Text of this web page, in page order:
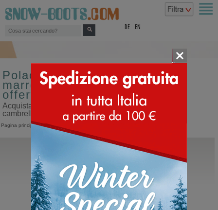
DE EN
Polacco da uomo colore
marrone fodera di cambrelle in
offerta
Acquista polacco da uomo colore marrone fodera di
cambrelle in offerta sul nostro sito dedicato ai doposci
Pagina principale>Uomo Polacco
Hey Dude
Polacco con lacci da uomo sportivo